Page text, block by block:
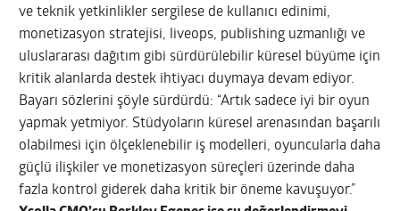
ve teknik yetkinlikler sergilese de kullanıcı edinimi,
monetizasyon stratejisi, liveops, publishing uzmanlığı ve
uluslararası dağıtım gibi sürdürülebilir küresel büyüme için
kritik alanlarda destek ihtiyacı duymaya devam ediyor.
Bayarı sözlerini şöyle sürdürdü: “Artık sadece iyi bir oyun
yapmak yetmiyor. Stüdyoların küresel arenasından başarılı
olabilmesi için ölçeklenebilir iş modelleri, oyuncularla daha
güçlü ilişkiler ve monetizasyon süreçleri üzerinde daha
fazla kontrol giderek daha kritik bir öneme kavuşuyor.”